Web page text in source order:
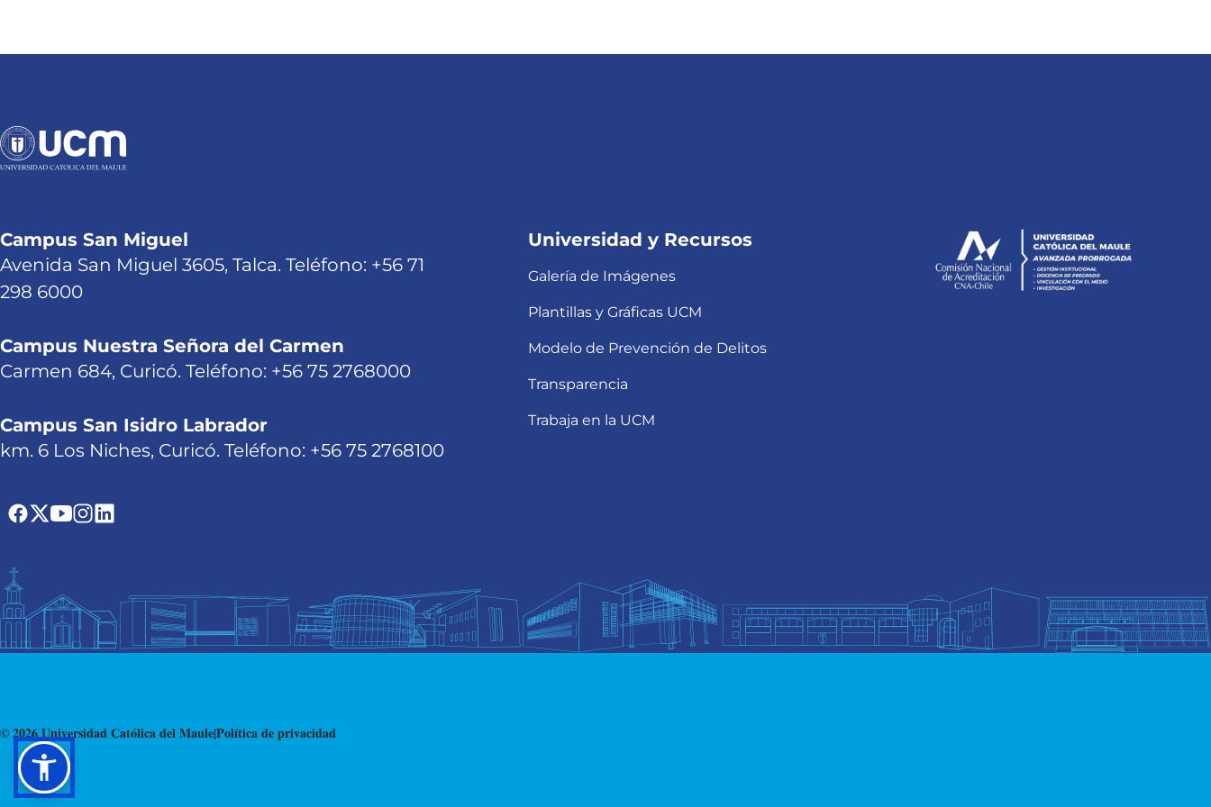
Campus San Miguel
Avenida San Miguel 3605, Talca. Teléfono: +56 71
298 6000
Campus Nuestra Señora del Carmen
Carmen 684, Curicó. Teléfono: +56 75 2768000
Campus San Isidro Labrador
km. 6 Los Niches, Curicó. Teléfono: +56 75 2768100
Universidad y Recursos
Galería de Imágenes
Plantillas y Gráficas UCM
Modelo de Prevención de Delitos
Transparencia
Trabaja en la UCM
© 2026 Universidad Católica del Maule|Política de privacidad